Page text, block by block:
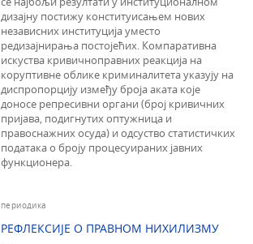
дизајну постижу конституисањем нових
независних институција уместо
редизајнирања постојећих. Компаративна
искуства кривичноправних реакција на
коруптивне облике криминалитета указују на
диспропорцију између броја аката које
доносе репресивни органи (број кривичних
пријава, подигнутих оптужница и
правоснажних осуда) и одсуство статистичких
података о броју процесуираних јавних
функционера.
периодика
РЕФЛЕКСИЈЕ О ПРАВНОМ НИХИЛИЗМУ